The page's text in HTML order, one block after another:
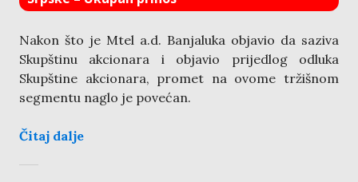
Nakon što je Mtel a.d. Banjaluka objavio da saziva
Skupštinu akcionara i objavio prijedlog odluka
Skupštine akcionara, promet na ovome tržišnom
segmentu naglo je povećan.
Čitaj dalje